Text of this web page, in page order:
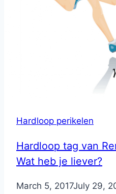
Hardloop perikelen
Hardloop tag van
Wat heb je liever?
ByNicole
March 5, 2017July 29,